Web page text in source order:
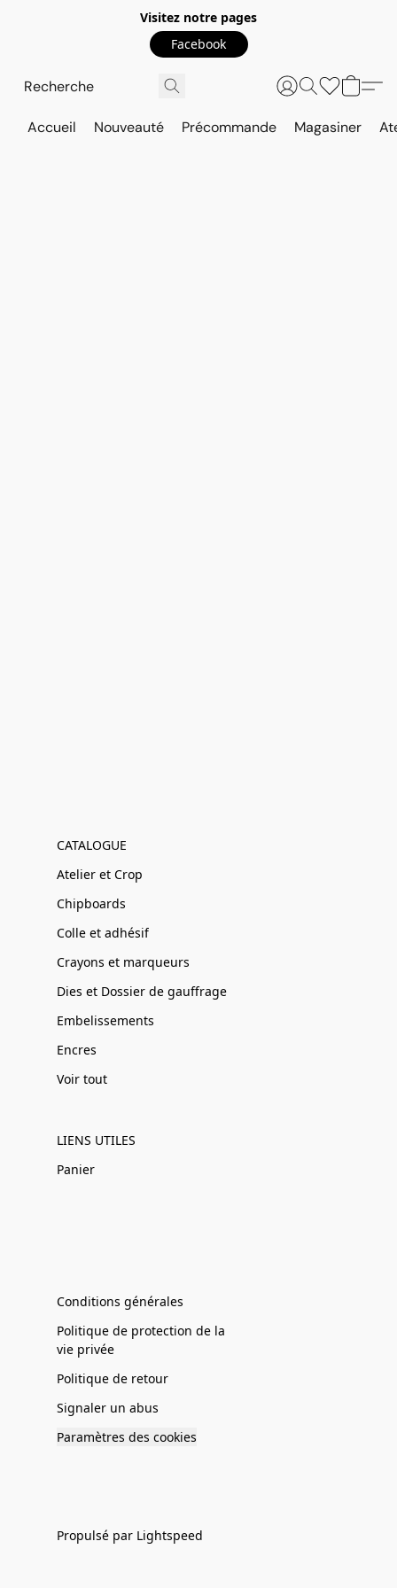
Visitez notre pages
Facebook
Accueil Nouveauté Précommande Magasiner
CATALOGUE
Atelier et Crop
Chipboards
Colle et adhésif
Crayons et marqueurs
Dies et Dossier de gauffrage
Embelissements
Encres
Voir tout
LIENS UTILES
Panier
Conditions générales
Politique de protection de la
vie privée
Politique de retour
Signaler un abus
Paramètres des cookies
Propulsé par Lightspeed